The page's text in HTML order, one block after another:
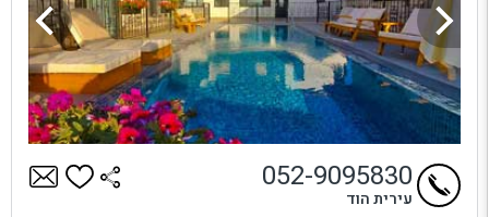
052-9095830
עירית הוד